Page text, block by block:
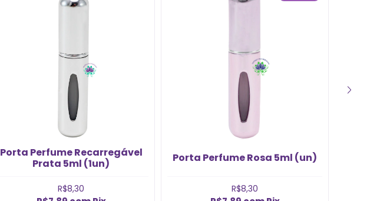
Porta Perfume Recarregável
Prata 5ml (1un)
R$8,30
Porta Perfume Rosa 5ml (un)
R$8,30